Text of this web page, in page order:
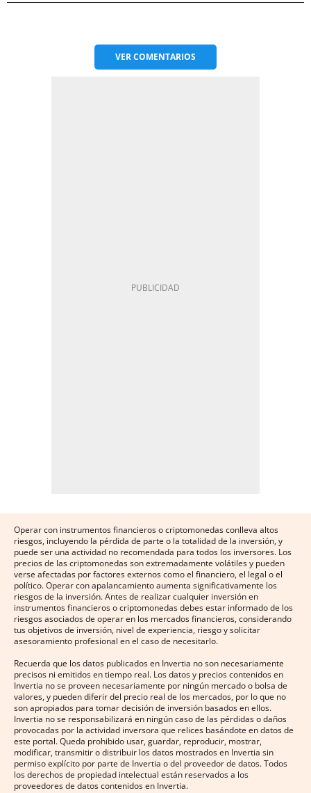
VERCOMENTARIOS
Operar con instrumentos financieros o criptomonedas conlleva altos
riesgos, incluyendo la pérdida de parte o la totalidad de la inversión, y
puede ser una actividad no recomendada para todos los inversores. Los
precios de las criptomonedas son extremadamente volátiles y pueden
verse afectadas por factores externos como el financiero, el legal o el
político. Operar con apalancamiento aumenta significativamente los
riesgos de la inversión. Antes de realizar cualquier inversión en
instrumentos financieros o criptomonedas debes estar informado de los
riesgos asociados de operar en los mercados financieros, considerando
tus objetivos de inversión, nivel de experiencia, riesgo y solicitar
asesoramiento profesional en el caso de necesitarlo.
Recuerda que los datos publicados en Invertia no son necesariamente
precisos ni emitidos en tiempo real. Los datos y precios contenidos en
Invertia no se proveen necesariamente por ningún mercado o bolsa de
valores, y pueden diferir del precio real de los mercados, por lo que no
son apropiados para tomar decisión de inversión basados en ellos.
Invertia no se responsabilizará en ningún caso de las pérdidas o daños
provocadas por la actividad inversora que relices basándote en datos de
este portal. Queda prohibido usar, guardar, reproducir, mostrar,
modificar, transmitir o distribuir los datos mostrados en Invertia sin
permiso explícito por parte de Invertia o del proveedor de datos. Todos
los derechos de propiedad intelectual están reservados a los
proveedores de datos contenidos en Invertia.